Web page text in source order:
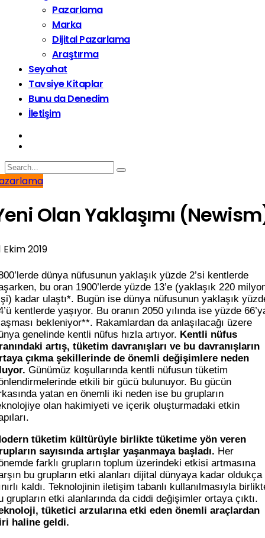
Pazarlama
Marka
Dijital Pazarlama
Araştırma
Seyahat
Tavsiye Kitaplar
Bunu da Denedim
İletişim
Olan Yaklaşımı
Ekim 2019
dünya nüfusunun yaklaşık yüzde 2’si kentlerde
bu oran 1900’lerde yüzde 13’e (yaklaşık 220
kadar ulaştı*. Bugün ise dünya nüfusunun yaklaşık
kentlerde yaşıyor. Bu oranın 2050 yılında ise yüzde
bekleniyor**. Rakamlardan da anlaşılacağı üzere
genelinde kentli nüfus hızla artıyor. Kentli nüfus
artış, tüketim davranışları ve bu davranışların
çıkma şekillerinde de önemli değişimlere neden
Günümüz koşullarında kentli nüfusun tüketim
etkili bir gücü bulunuyor. Bu gücün
yatan en önemli iki neden ise bu grupların
olan hakimiyeti ve içerik oluşturmadaki etkin
tüketim kültürüyle birlikte tüketime yön veren
sayısında artışlar yaşanmaya başladı. Her
farklı grupların toplum üzerindeki etkisi artmasına
bu grupların etki alanları dijital dünyaya kadar oldukça
kaldı. Teknolojinin iletişim tabanlı kullanılmasıyla
grupların etki alanlarında da ciddi değişimler ortaya çıktı.
tüketici arzularına etki eden önemli araçlardan
haline geldi.